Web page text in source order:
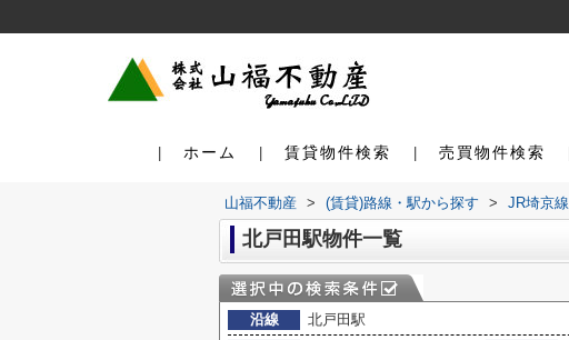
ホーム 賃貸物件検索 売買物件検索
山福不動産 > (賃貸)路線・駅から探す > JR埼京線
北戸田駅物件一覧
沿線
北戸田駅